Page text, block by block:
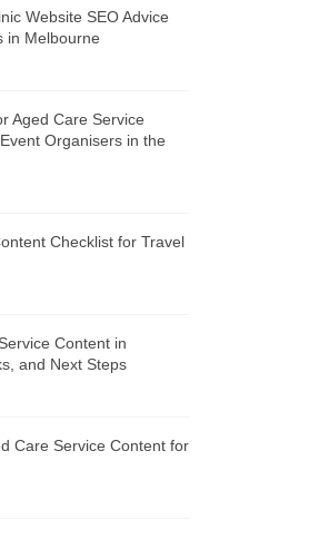
Website SEO Advice
in Melbourne
Aged Care Service
Organisers in the
Checklist for Travel
Content in
and Next Steps
Care Service Content for